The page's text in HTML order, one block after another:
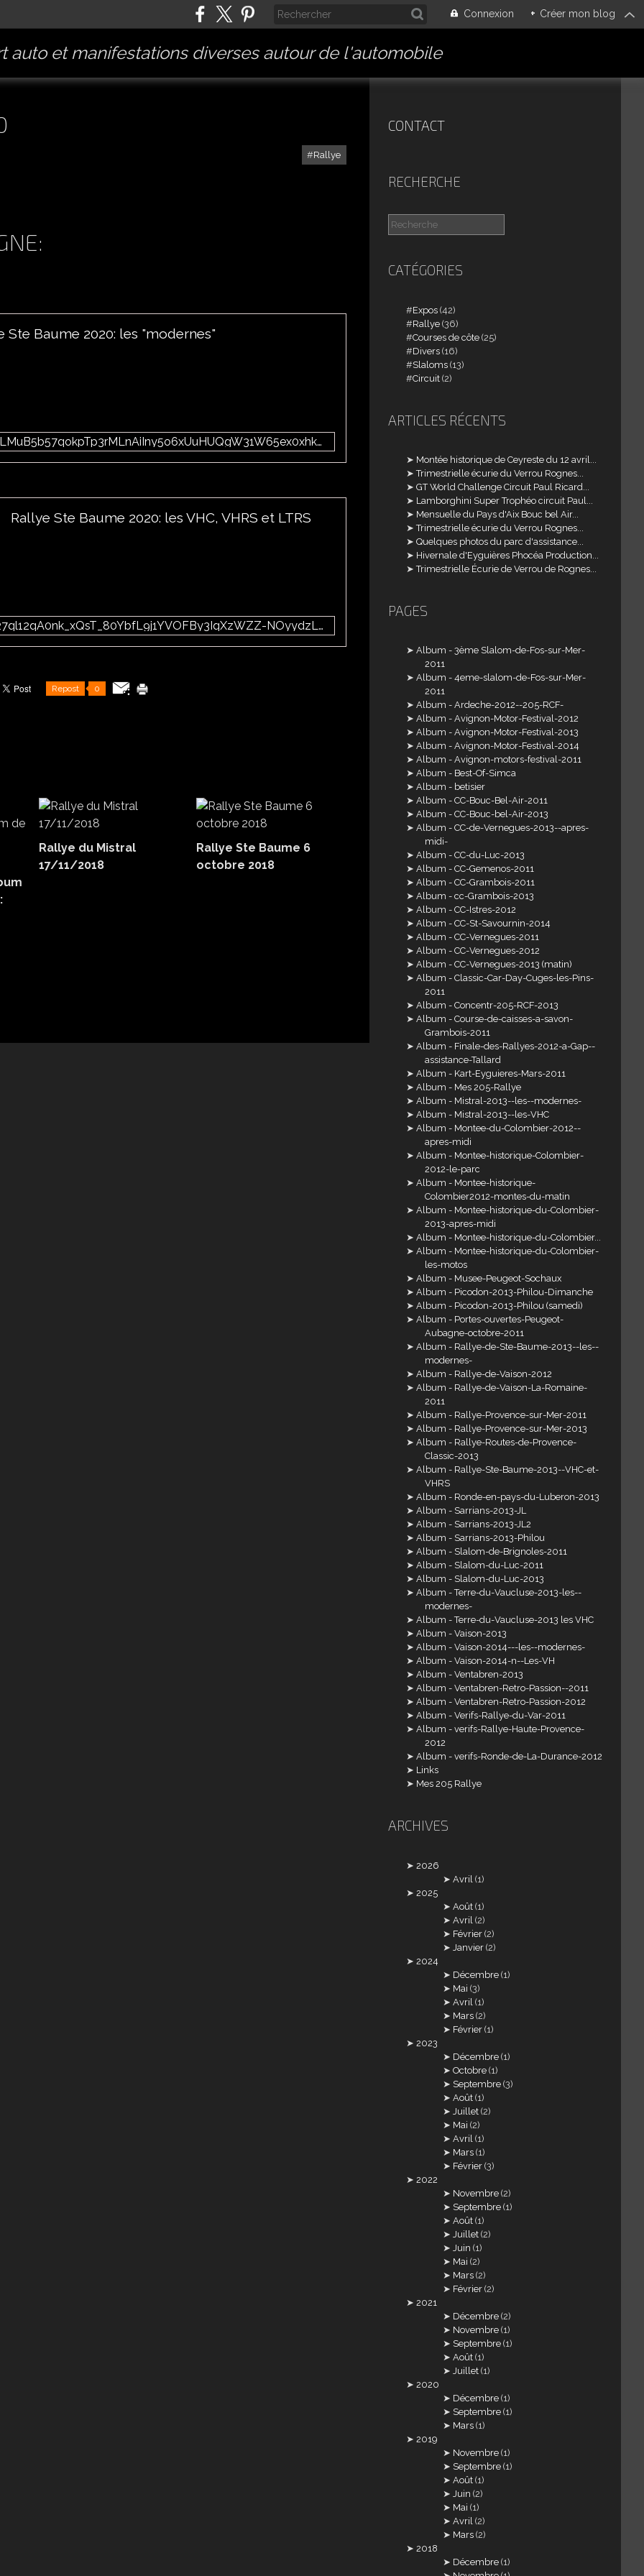
Connexion + Créer mon blog
auto et manifestations diverses autour de l'automobile
Rallye
Ste Baume 2020: les "modernes"
https://photos.google.com/share/AF1QipPcvGLMuB5b57qokpTp3rMLnAiIny5o6xUuHUQgW31W65ex0xhk_9HbT407EYzFHA?key=emJoZGhveXpUVFNXandfZHE5a1lwZkZIR1VOalhB
Rallye Ste Baume 2020: les VHC, VHRS et LTRS
https://photos.google.com/share/AF1QipMZ327ql12qA0nk_xQsT_80YbfL9j1YVOFBy3IqXzWZZ-NOyydzLUBJrMWMsZOo9w?key=VF8xcjRQN2tTVFAwQlV0M3dWZ3JvM2NEVV9PUDln
Repost 0
Rallye du Mistral
17/11/2018
Rallye Ste Baume 6
octobre 2018
CONTACT
RECHERCHE
CATÉGORIES
Expos (42)
Rallye (36)
Courses de côte (25)
Divers (16)
Slaloms (13)
Circuit (2)
ARTICLES RÉCENTS
Montée historique de Ceyreste du 12 avril...
Trimestrielle écurie du Verrou Rognes...
GT World Challenge Circuit Paul Ricard...
Lamborghini Super Trophéo circuit Paul...
Mensuelle du Pays d'Aix Bouc bel Air...
Trimestrielle écurie du Verrou Rognes...
Quelques photos du parc d'assistance...
Hivernale d'Eyguières Phocéa Production...
Trimestrielle Écurie de Verrou de Rognes...
PAGES
Album - 3ème Slalom-de-Fos-sur-Mer-
2011
Album - 4eme-slalom-de-Fos-sur-Mer-
2011
Album - Ardeche-2012--205-RCF-
Album - Avignon-Motor-Festival-2012
Album - Avignon-Motor-Festival-2013
Album - Avignon-Motor-Festival-2014
Album - Avignon-motors-festival-2011
Album - Best-Of-Simca
Album - betisier
Album - CC-Bouc-Bel-Air-2011
Album - CC-Bouc-bel-Air-2013
Album - CC-de-Vernegues-2013--apres-
midi-
Album - CC-du-Luc-2013
Album - CC-Gemenos-2011
Album - CC-Grambois-2011
Album - cc-Grambois-2013
Album - CC-Istres-2012
Album - CC-St-Savournin-2014
Album - CC-Vernegues-2011
Album - CC-Vernegues-2012
Album - CC-Vernegues-2013 (matin)
Album - Classic-Car-Day-Cuges-les-Pins-
2011
Album - Concentr-205-RCF-2013
Album - Course-de-caisses-a-savon-
Grambois-2011
Album - Finale-des-Rallyes-2012-a-Gap--
assistance-Tallard
Album - Kart-Eyguieres-Mars-2011
Album - Mes 205-Rallye
Album - Mistral-2013--les--modernes-
Album - Mistral-2013--les-VHC
Album - Montee-du-Colombier-2012--
apres-midi
Album - Montee-historique-Colombier-
2012-le-parc
Album - Montee-historique-
Colombier2012-montes-du-matin
Album - Montee-historique-du-Colombier-
2013-apres-midi
Album - Montee-historique-du-Colombier...
Album - Montee-historique-du-Colombier-
les-motos
Album - Musee-Peugeot-Sochaux
Album - Picodon-2013-Philou-Dimanche
Album - Picodon-2013-Philou (samedi)
Album - Portes-ouvertes-Peugeot-
Aubagne-octobre-2011
Album - Rallye-de-Ste-Baume-2013--les--
modernes-
Album - Rallye-de-Vaison-2012
Album - Rallye-de-Vaison-La-Romaine-
2011
Album - Rallye-Provence-sur-Mer-2011
Album - Rallye-Provence-sur-Mer-2013
Album - Rallye-Routes-de-Provence-
Classic-2013
Album - Rallye-Ste-Baume-2013--VHC-et-
VHRS
Album - Ronde-en-pays-du-Luberon-2013
Album - Sarrians-2013-JL
Album - Sarrians-2013-JL2
Album - Sarrians-2013-Philou
Album - Slalom-de-Brignoles-2011
Album - Slalom-du-Luc-2011
Album - Slalom-du-Luc-2013
Album - Terre-du-Vaucluse-2013-les--
modernes-
Album - Terre-du-Vaucluse-2013 les VHC
Album - Vaison-2013
Album - Vaison-2014---les--modernes-
Album - Vaison-2014-n--Les-VH
Album - Ventabren-2013
Album - Ventabren-Retro-Passion--2011
Album - Ventabren-Retro-Passion-2012
Album - Verifs-Rallye-du-Var-2011
Album - verifs-Rallye-Haute-Provence-
2012
Album - verifs-Ronde-de-La-Durance-2012
Links
Mes 205 Rallye
ARCHIVES
2026
Avril (1)
2025
Août (1)
Avril (2)
Février (2)
Janvier (2)
2024
Décembre (1)
Mai (3)
Avril (1)
Mars (2)
Février (1)
2023
Décembre (1)
Octobre (1)
Septembre (3)
Août (1)
Juillet (2)
Mai (2)
Avril (1)
Mars (1)
Février (3)
2022
Novembre (2)
Septembre (1)
Août (1)
Juillet (2)
Juin (1)
Mai (2)
Mars (2)
Février (2)
2021
Décembre (2)
Novembre (1)
Septembre (1)
Août (1)
Juillet (1)
2020
Décembre (1)
Septembre (1)
Mars (1)
2019
Novembre (1)
Septembre (1)
Août (1)
Juin (2)
Mai (1)
Avril (2)
Mars (2)
2018
Décembre (1)